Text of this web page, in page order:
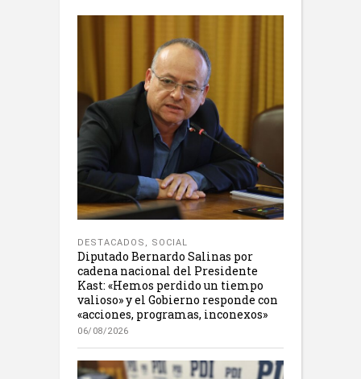
DESTACADOS , SOCIAL
Diputado Bernardo Salinas por
cadena nacional del Presidente
Kast: «Hemos perdido un tiempo
valioso» y el Gobierno responde con
«acciones, programas, inconexos»
06/08/2026